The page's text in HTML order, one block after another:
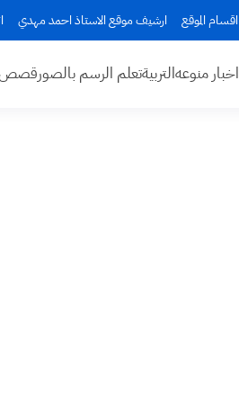
اقسام الموقع ارشيف موقع الاستاذ احمد مهدي
اخبار منوعهالتربيةتعلم الرسم بالصورقصص